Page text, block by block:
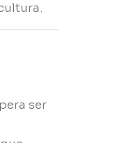
ser